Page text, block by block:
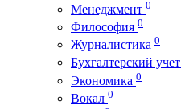
Менеджмент 0
Философия 0
Журналистика 0
Бухгалтерский учет
Экономика 0
Вокал 0